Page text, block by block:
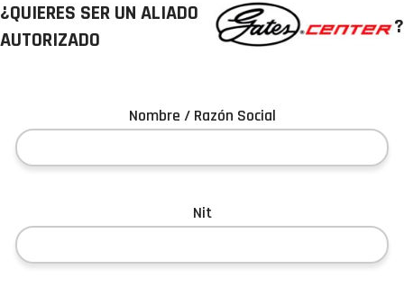
¿QUIERES SER UN ALIADO
AUTORIZADO
?
Nombre / Razón Social
Nit